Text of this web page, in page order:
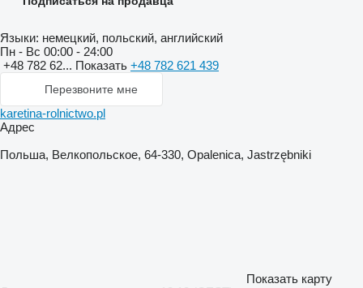
Языки: немецкий, польский, английский
Пн - Вс 00:00 - 24:00
+48 782 62... Показать +48 782 621 439
Перезвоните мне
karetina-rolnictwo.pl
Адрес
Польша, Велкопольское, 64-330, Opalenica, Jastrzębniki
Показать карту